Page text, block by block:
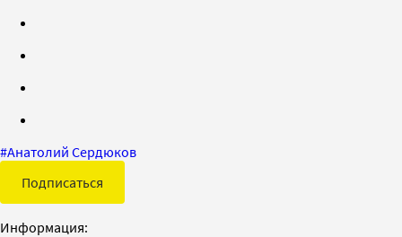
#Анатолий Сердюков
Подписаться
Информация: